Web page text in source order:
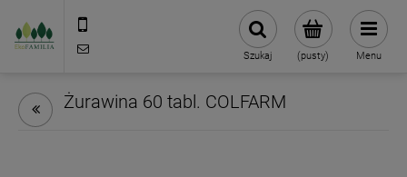
(pusty)
Szukaj Menu
Żurawina 60 tabl. COLFARM